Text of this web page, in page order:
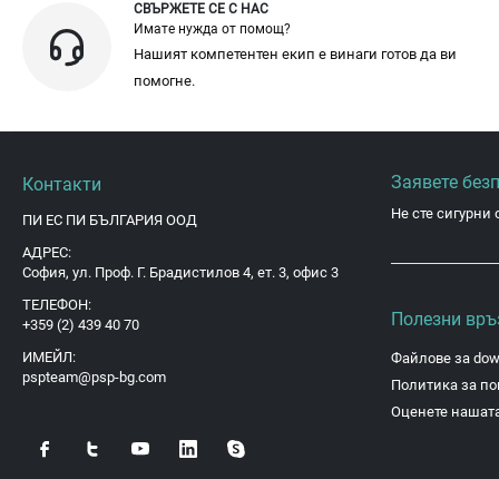
СВЪРЖЕТЕ СЕ С НАС
Имате нужда от помощ?
Нашият компетентен екип е винаги готов да ви
помогне.
Контакти
ПИ ЕС ПИ БЪЛГАРИЯ ООД
АДРЕС:
София, ул. Проф. Г. Брадистилов 4, ет. 3, офис 3
ТЕЛЕФОН:
+359 (2) 439 40 70
ИМЕЙЛ:
pspteam@psp-bg.com
Заявете
Не сте сигурни
Полезни
Файлове за
Политика за
Оценете